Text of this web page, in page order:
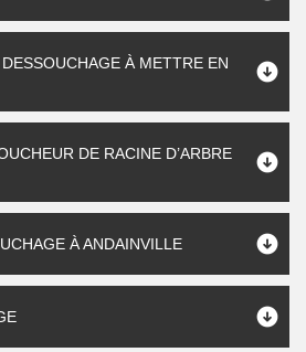
À METTRE EN
DE RACINE D’ARBRE
À ANDAINVILLE